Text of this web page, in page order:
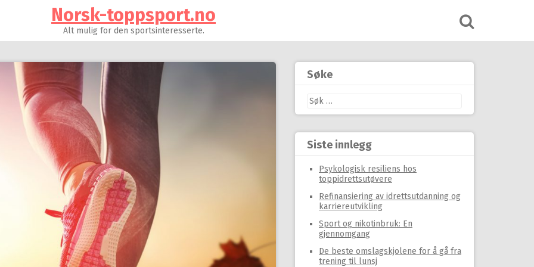
Norsk-toppsport.no
Alt mulig for den sportsinteresserte.
Søke
Leit
etter:
Siste innlegg
Psykologisk resiliens hos
toppidrettsutøvere
Refinansiering av idrettsutdanning og
karriereutvikling
Sport og nikotinbruk: En
gjennomgang
De beste omslagskjolene for å gå fra
trening til lunsj